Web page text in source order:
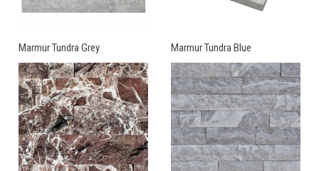
Marmur Tundra Grey Marmur Tundra Blue